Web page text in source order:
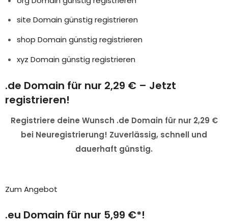
site Domain günstig registrieren
shop Domain günstig registrieren
xyz Domain günstig registrieren
.de Domain für nur 2,29 € – Jetzt
registrieren!
Registriere deine Wunsch .de Domain für nur 2,29 €
bei Neuregistrierung! Zuverlässig, schnell und
dauerhaft günstig.
Zum Angebot
.eu Domain für nur 5,99 €*!